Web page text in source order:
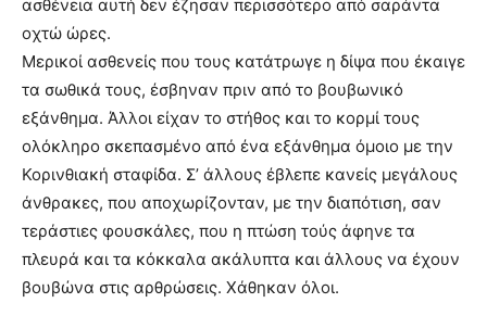
ασθένεια αυτή δεν έζησαν περισσότερο από σαράντα
οχτώ ώρες.
Μερικοί ασθενείς που τους κατάτρωγε η δίψα που έκαιγε
τα σωθικά τους, έσβηναν πριν από το βουβωνικό
εξάνθημα. Άλλοι είχαν το στήθος και το κορμί τους
ολόκληρο σκεπασμένο από ένα εξάνθημα όμοιο με την
Κορινθιακή σταφίδα. Σ’ άλλους έβλεπε κανείς μεγάλους
άνθρακες, που αποχωρίζονταν, με την διαπότιση, σαν
τεράστιες φουσκάλες, που η πτώση τούς άφηνε τα
πλευρά και τα κόκκαλα ακάλυπτα και άλλους να έχουν
βουβώνα στις αρθρώσεις. Χάθηκαν όλοι.